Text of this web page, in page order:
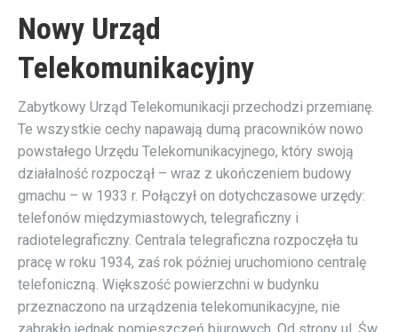
Nowy Urząd
Telekomunikacyjny
Zabytkowy Urząd Telekomunikacji przechodzi przemianę.
Te wszystkie cechy napawają dumą pracowników nowo
powstałego Urzędu Telekomunikacyjnego, który swoją
działalność rozpoczął – wraz z ukończeniem budowy
gmachu – w 1933 r. Połączył on dotychczasowe urzędy:
telefonów międzymiastowych, telegraficzny i
radiotelegraficzny. Centrala telegraficzna rozpoczęła tu
pracę w roku 1934, zaś rok później uruchomiono centralę
telefoniczną. Większość powierzchni w budynku
przeznaczono na urządzenia telekomunikacyjne, nie